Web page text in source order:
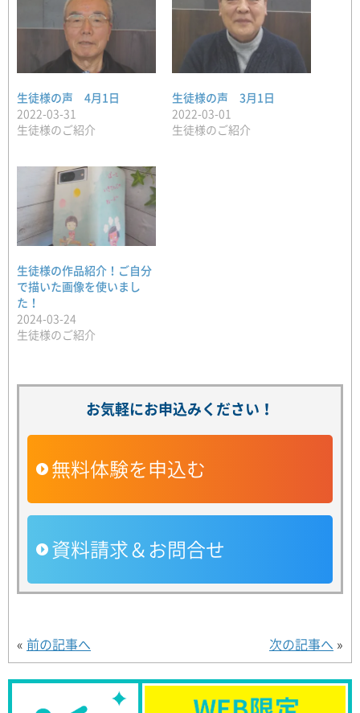
生徒様の声 4月1日
2022-03-31
生徒様のご紹介
生徒様の声 3月1日
2022-03-01
生徒様のご紹介
生徒様の作品紹介！ご自分
で描いた画像を使いまし
た！
2024-03-24
生徒様のご紹介
お気軽にお申込みください！
無料体験を申込む
資料請求＆お問合せ
« 前の記事へ 次の記事へ »